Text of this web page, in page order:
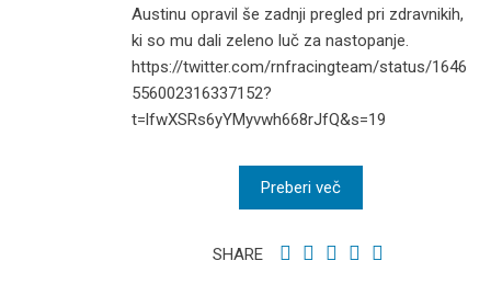
Austinu opravil še zadnji pregled pri zdravnikih,
ki so mu dali zeleno luč za nastopanje.
https://twitter.com/rnfracingteam/status/1646
556002316337152?
t=lfwXSRs6yYMyvwh668rJfQ&s=19
Preberi več
SHARE